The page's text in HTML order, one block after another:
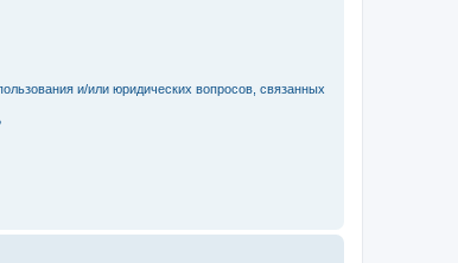
и/или юридических вопросов, связанных